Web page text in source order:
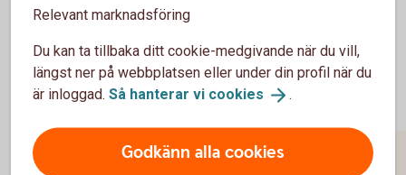
Relevant marknadsföring
Du kan ta tillbaka ditt cookie-medgivande när du vill,
längst ner på webbplatsen eller under din profil när du
är inloggad. Så hanterar vi cookies .
Godkänn alla cookies